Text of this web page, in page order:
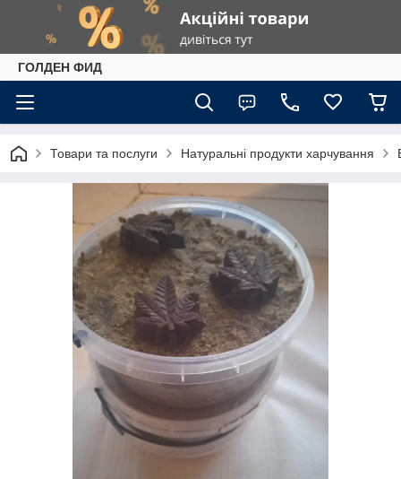
ГОЛДЕН ФИД
Товари та послуги Натуральні продукти харчування